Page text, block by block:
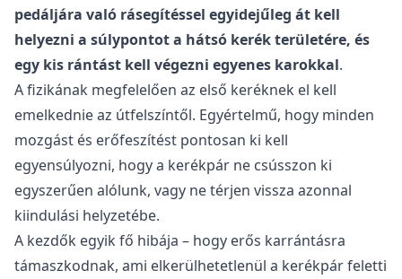
pedáljára való rásegítéssel egyidejűleg át kell
helyezni a súlypontot a hátsó kerék területére, és
egy kis rántást kell végezni egyenes karokkal.
A fizikának megfelelően az első keréknek el kell
emelkednie az útfelszíntől. Egyértelmű, hogy minden
mozgást és erőfeszítést pontosan ki kell
egyensúlyozni, hogy a kerékpár ne csússzon ki
egyszerűen alólunk, vagy ne térjen vissza azonnal
kiindulási helyzetébe.
A kezdők egyik fő hibája – hogy erős karrántásra
támaszkodnak, ami elkerülhetetlenül a kerékpár feletti